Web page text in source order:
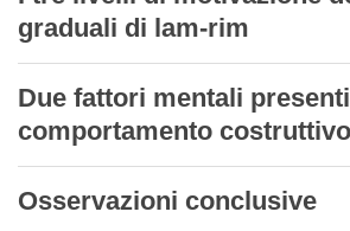
graduali di lam-rim
Due fattori mentali
comportamento costruttivo
Osservazioni conclusive